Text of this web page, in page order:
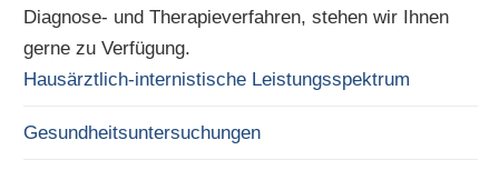
Diagnose- und Therapieverfahren, stehen wir Ihnen
gerne zu Verfügung.
Hausärztlich-internistische Leistungsspektrum
Gesundheitsuntersuchungen